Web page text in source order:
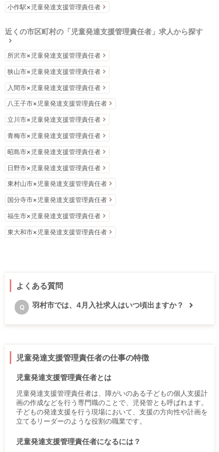
小作駅×児童発達支援管理責任者
近くの市区町村の「児童発達支援管理責任者」求人から探す
所沢市×児童発達支援管理責任者
狭山市×児童発達支援管理責任者
入間市×児童発達支援管理責任者
八王子市×児童発達支援管理責任者
立川市×児童発達支援管理責任者
青梅市×児童発達支援管理責任者
昭島市×児童発達支援管理責任者
日野市×児童発達支援管理責任者
東村山市×児童発達支援管理責任者
国分寺市×児童発達支援管理責任者
福生市×児童発達支援管理責任者
東大和市×児童発達支援管理責任者
よくある質問
Q 羽村市では、4月入社求人はいつ頃出ますか？
児童発達支援管理責任者の仕事の特徴
児童発達支援管理責任者とは
児童発達支援管理責任者は、障がいのある子どもの個人支援計
画の作成などを行う専門職のことで、児発管とも呼ばれます。
子どもの発達支援を行う現場において、支援の方向性や計画を
立てるリーダーのような役割の職業です。
児童発達支援管理責任者になるには？